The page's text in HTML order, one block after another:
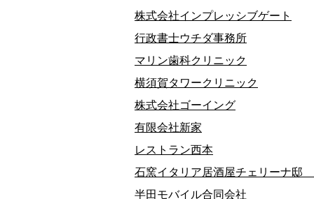
株式会社インプレッシブゲート
行政書士ウチダ事務所
マリン歯科クリニック
横須賀タワークリニック
株式会社ゴーイング
有限会社新家
レストラン西本
石窯イタリア居酒屋チェリーナ邸
半田モバイル合同会社